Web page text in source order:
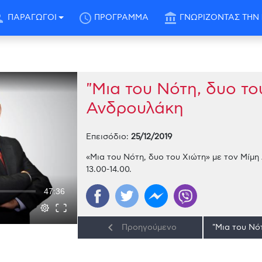
ΠΑΡΑΓΩΓΟΙ schedule ΠΡΟΓΡΑΜΜΑ account_balance ΓΝΩΡΙΖΟΝΤΑΣ ΤΗΝ
47:36
"Μια του Νότη, δυο
Ανδρουλάκη
Επεισόδιο: 25/12/2019
«Μια του Νότη, δυο του Χιώτη» με τον
13.00-14.00.
keyboard_arrow_left Προηγούμενο